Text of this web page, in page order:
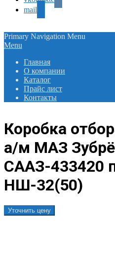
mail
Primary Navigation Menu
Menu
Главная
О компании
Каталог
Прайс лист
Контакты
Коробка
а/м МАЗ
СААЗ-433420
НШ-32(50)
Уточнить цену